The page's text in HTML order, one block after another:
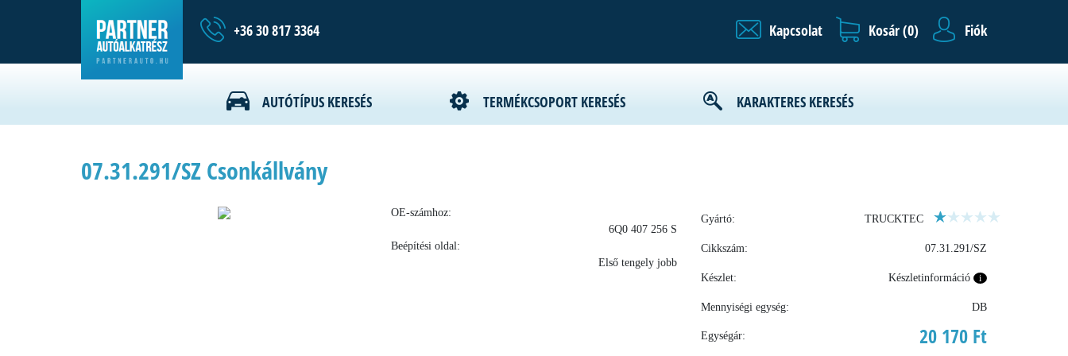
+36 30 817 3364 Kapcsolat Kosár (0) Fiók
AUTÓTÍPUS KERESÉS TERMÉKCSOPORT KERESÉS KARAKTERES KERESÉS
07.31.291/SZ Csonkállvány
OE-számhoz:
6Q0 407 256 S
Beépítési oldal:
Első tengely jobb
Gyártó: TRUCKTEC
Cikkszám: 07.31.291/SZ
Készlet: Készletinformáció i
Mennyiségi egység: DB
Egységár: 20 170 Ft